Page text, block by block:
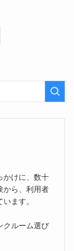
かけに、数十
から、利用者
ます。
クルーム選び